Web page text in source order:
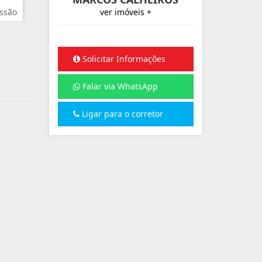
ver imóveis +
Solicitar Informações
Falar via WhatsApp
Ligar para o corretor